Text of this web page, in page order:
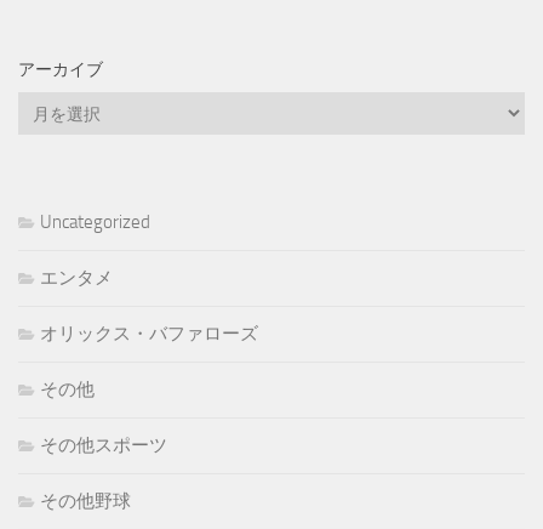
アーカイブ
ブ Uncategorized
エンタメ
オリックス・バファローズ
その他
その他スポーツ
その他野球